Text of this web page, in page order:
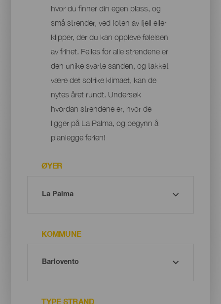
hvor du finner din egen plass, og
små strender, ved foten av fjell eller
klipper, der du kan oppleve følelsen
av frihet. Felles for alle strendene er
den unike svarte sanden, og takket
være det solrike klimaet, kan de
nytes året rundt. Undersøk
hvordan strendene er, hvor de
ligger på La Palma, og begynn å
planlegge ferien!
ØYER
KOMMUNE
TYPE STRAND